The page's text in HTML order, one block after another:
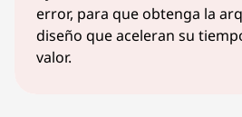
error, para que obtenga la
diseño que aceleran su
valor.